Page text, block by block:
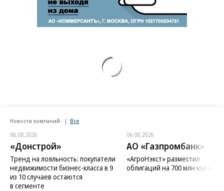
Новости компаний Все
06.08.2026
«Донстрой»
Тренд на лояльность: покупатели
недвижимости бизнес-класса в 9
из 10 случаев остаются
в сегменте
06.08.2026
АО «Газпромбанк»
«АгроНэкст» разместил
облигаций на 700 млн юаней